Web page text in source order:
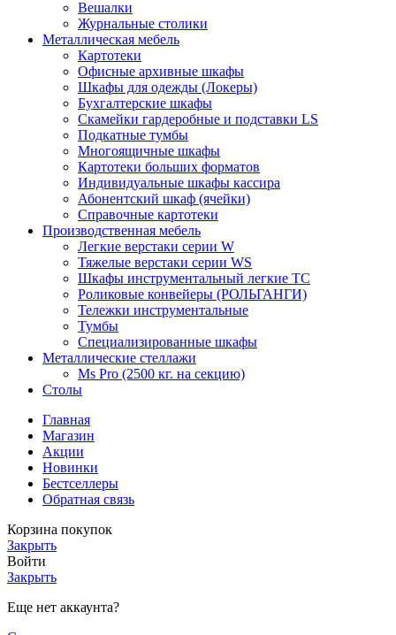
Вешалки
Журнальные столики
Металлическая мебель
Картотеки
Офисные архивные шкафы
Шкафы для одежды (Локеры)
Бухгалтерские шкафы
Скамейки гардеробные и подставки LS
Подкатные тумбы
Многоящичные шкафы
Картотеки больших форматов
Индивидуальные шкафы кассира
Абонентский шкаф (ячейки)
Справочные картотеки
Производственная мебель
Легкие верстаки серии W
Тяжелые верстаки серии WS
Шкафы инструментальный легкие ТС
Роликовые конвейеры (РОЛЬГАНГИ)
Тележки инструментальные
Тумбы
Специализированные шкафы
Металлические стеллажи
Ms Pro (2500 кг. на секцию)
Столы
Главная
Магазин
Акции
Новинки
Бестселлеры
Обратная связь
Корзина покупок
Закрыть
Войти
Закрыть
Еще нет аккаунта?